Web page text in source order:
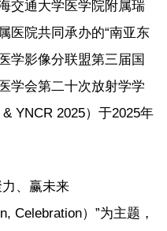
交通大学医学院附属瑞
医院共同承办的“南亚东
学影像分联盟第三届国
学会第二十次放射学学
YNCR 2025）于2025年
、赢未来
Celebration）”为主题，